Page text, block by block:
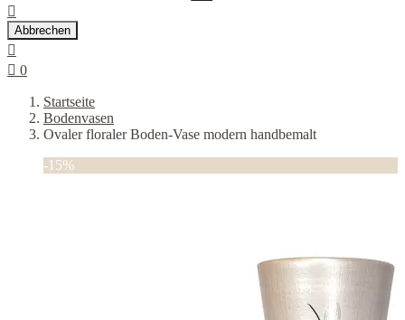

Abbrechen

 0
Startseite
Bodenvasen
Ovaler floraler Boden-Vase modern handbemalt
-15%